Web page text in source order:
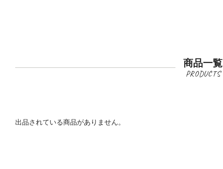
商品一覧
出品されている商品がありません。